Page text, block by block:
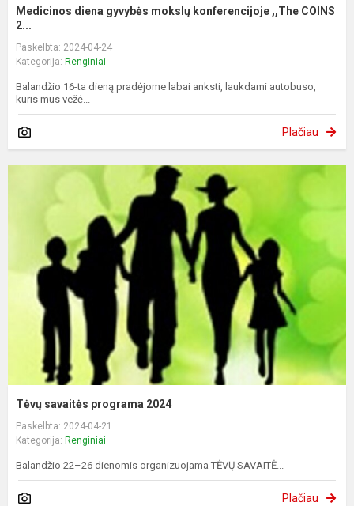
Medicinos diena gyvybės mokslų konferencijoje ,,The COINS
2...
Paskelbta: 2024-04-24
Kategorija: Renginiai
Balandžio 16-ta dieną pradėjome labai anksti, laukdami autobuso,
kuris mus vežė...
Plačiau
Tėvų savaitės programa 2024
Paskelbta: 2024-04-21
Kategorija: Renginiai
Balandžio 22–26 dienomis organizuojama TĖVŲ SAVAITĖ...
Plačiau